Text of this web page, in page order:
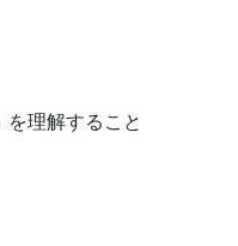
理解すること